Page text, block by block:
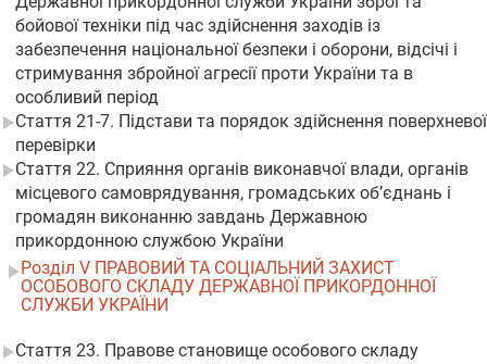
бойової техніки під час здійснення заходів із
забезпечення національної безпеки і оборони, відсічі і
стримування збройної агресії проти України та в
особливий період
Стаття 21-7. Підстави та порядок здійснення поверхневої
перевірки
Стаття 22. Сприяння органів виконавчої влади, органів
місцевого самоврядування, громадських об’єднань і
громадян виконанню завдань Державною
прикордонною службою України
Розділ V ПРАВОВИЙ ТА СОЦІАЛЬНИЙ ЗАХИСТ
ОСОБОВОГО СКЛАДУ ДЕРЖАВНОЇ ПРИКОРДОННОЇ
СЛУЖБИ УКРАЇНИ
Стаття 23. Правове становище особового складу